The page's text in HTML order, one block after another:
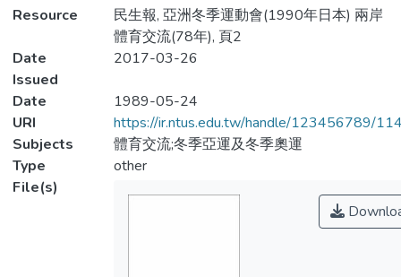
Resource
民生報, 亞洲冬季運動會(1990年日本) 兩岸
體育交流(78年), 頁2
Date
Issued
2017-03-26
Date
1989-05-24
URI
https://ir.ntus.edu.tw/handle/123456789/
Subjects
體育交流;冬季亞運及冬季奧運
Type
other
File(s)